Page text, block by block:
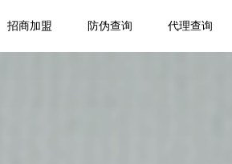
招商加盟 防伪查询 代理查询